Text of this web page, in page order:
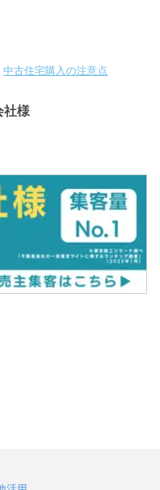
中古住宅購入の注意点
社様